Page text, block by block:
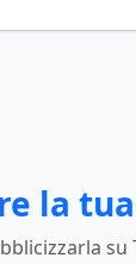
la